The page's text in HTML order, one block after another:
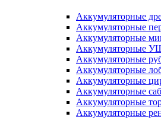
Аккумуляторные
Аккумуляторные
Аккумуляторные
Аккумуляторные
Аккумуляторные
Аккумуляторные
Аккумуляторные
Аккумуляторные
Аккумуляторные
Аккумуляторные